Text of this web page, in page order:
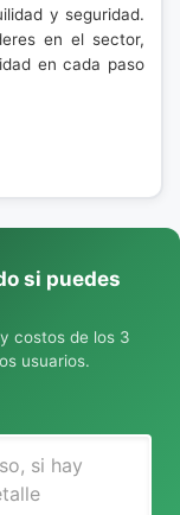
y seguridad.
en el sector,
en cada paso
si puedes
costos de los 3
usuarios.